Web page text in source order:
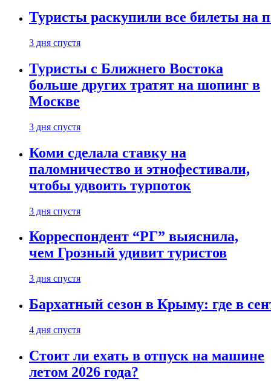
Туристы раскупили все билеты на
3 дня спустя
Туристы с Ближнего Востока
больше других тратят на шопинг в
Москве
3 дня спустя
Коми сделала ставку на
паломничество и этнофестивали,
чтобы удвоить турпоток
3 дня спустя
Корреспондент “РГ” выяснила,
чем Грозный удивит туристов
3 дня спустя
Бархатный сезон в Крыму: где в
4 дня спустя
Стоит ли ехать в отпуск на машине
летом 2026 года?